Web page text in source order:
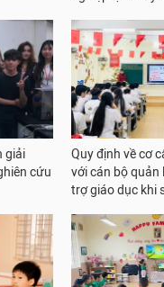
giải
cứu
Quy định về cơ
với cán bộ quản
trợ giáo dục khi